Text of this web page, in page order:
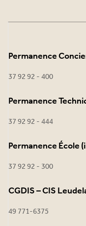
Permanence
37 92 92 - 400
Permanence
37 92 92 - 444
Permanence École
37 92 92 - 300
CGDIS – CIS
49 771-6375